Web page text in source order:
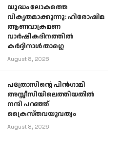
യുദ്ധം ലോകത്തെ
വികൃതമാക്കുന്നു: ഹിരോഷിമ
ആണവാക്രമണ
വാർഷികദിനത്തിൽ
കർദ്ദിനാൾ താഗ്ലെ
August 8, 2026
പത്രോസിന്റെ പിൻഗാമി
അസ്സീസിയിലെത്തിയതിൽ
നന്ദി പറഞ്ഞ്
ക്രൈസ്തവയുവത്വം
August 8, 2026